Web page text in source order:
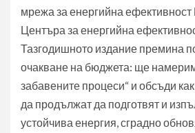
мрежа за енергийна ефективност
Центъра за енергийна
Тазгодишното издание премина
очакване на бюджета: ще
забавените процеси“ и обсъди
да продължат да подготвят и
устойчива енергия, сградно